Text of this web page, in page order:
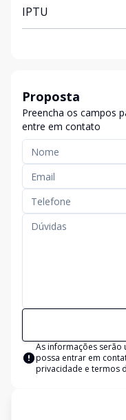
IPTU
Proposta
Preencha os campos
entre em contato
As informações serão
possa entrar em
privacidade e termos